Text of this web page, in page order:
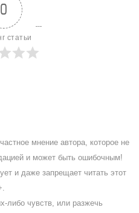
0
статьи
мнение автора, которое не
и может быть ошибочным!
и даже запрещает читать этот
либо чувств, или разжечь